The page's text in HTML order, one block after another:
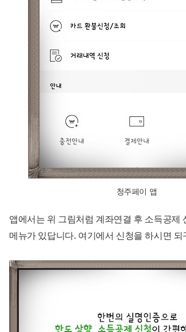
청주페이 앱
앱에서는 위 그림처럼 계좌연결 후 소득공제
메뉴가 있답니다. 여기에서 신청을 하시면 되